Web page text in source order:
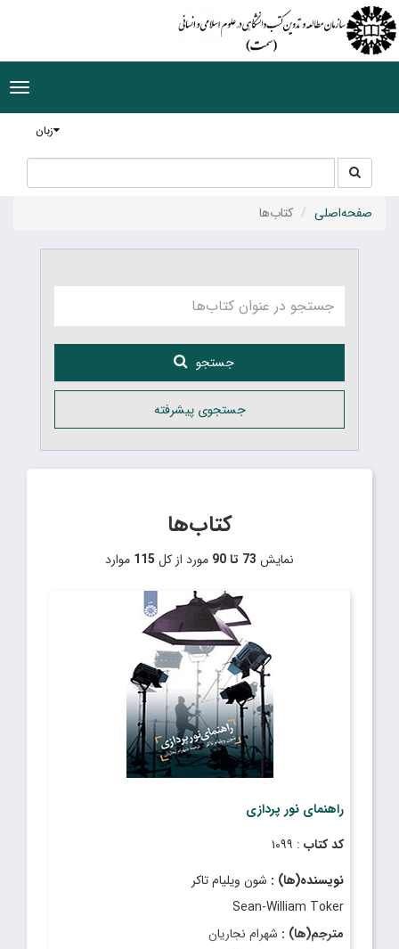
زبان
جستجو
در
سایت
صفحه‌اصلی کتاب‌ها
جستجو
جستجوی پیشرفته
کتاب‌ها
نمایش 73 تا 90 مورد از کل 115 موارد
راهنمای نور پردازی
کد کتاب : ۱۰۹۹
نویسنده(ها) : شون ویلیام تاکر
Sean-William Toker
مترجم(ها) : شهرام نجاریان